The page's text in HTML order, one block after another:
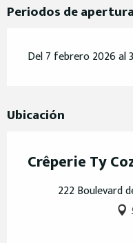
Periodos de apertura
Del 7 febrero 2026 al
Ubicación
Crêperie Ty
222 Boulevard